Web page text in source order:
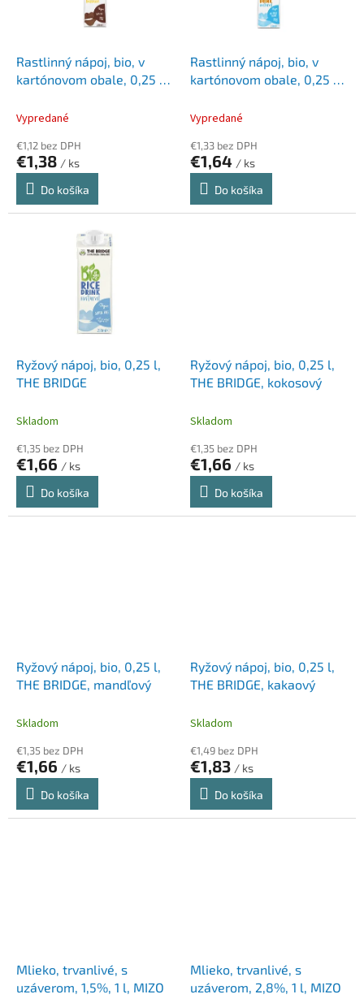
Rastlinný nápoj, bio, v
kartónovom obale, 0,25 l,
kakaovo-banánovou
Vypredané
€1,12 bez DPH
€1,38 / ks
Do košíka
Rastlinný nápoj, bio, v
kartónovom obale, 0,25 l,
Vypredané
€1,33 bez DPH
€1,64 / ks
Do košíka
Ryžový nápoj, bio, 0,25 l,
THE BRIDGE
Skladom
€1,35 bez DPH
€1,66 / ks
Do košíka
Ryžový nápoj, bio, 0,25 l,
THE BRIDGE, kokosový
Skladom
€1,35 bez DPH
€1,66 / ks
Do košíka
Ryžový nápoj, bio, 0,25 l,
THE BRIDGE, mandľový
Skladom
€1,35 bez DPH
€1,66 / ks
Do košíka
Ryžový nápoj, bio, 0,25 l,
THE BRIDGE, kakaový
Skladom
€1,49 bez DPH
€1,83 / ks
Do košíka
Mlieko, trvanlivé, s
uzáverom, 1,5%, 1 l, MIZO
Mlieko, trvanlivé, s
uzáverom, 2,8%, 1 l, MIZO